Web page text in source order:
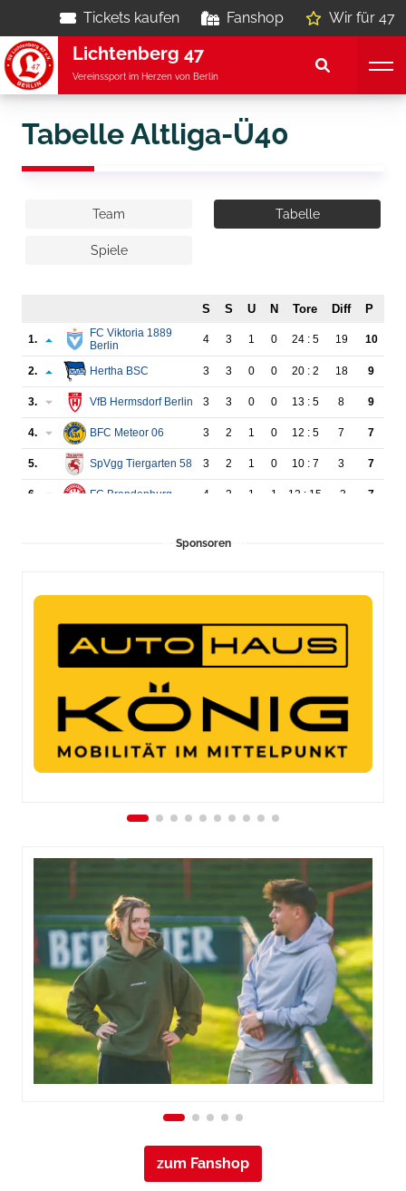
Tickets kaufen Fanshop Wir für 47
Lichtenberg 47
Vereinssport im Herzen von Berlin
Tabelle Altliga-Ü40
Team Tabelle
Spiele
Sponsoren
zum Fanshop